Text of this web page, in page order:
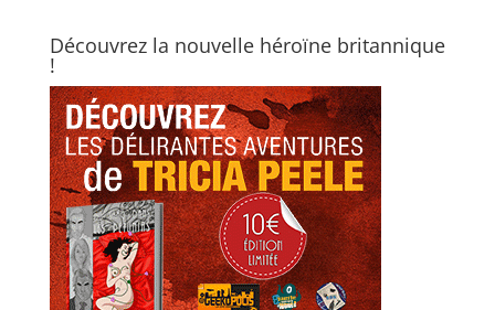
Découvrez la nouvelle héroïne britannique
!